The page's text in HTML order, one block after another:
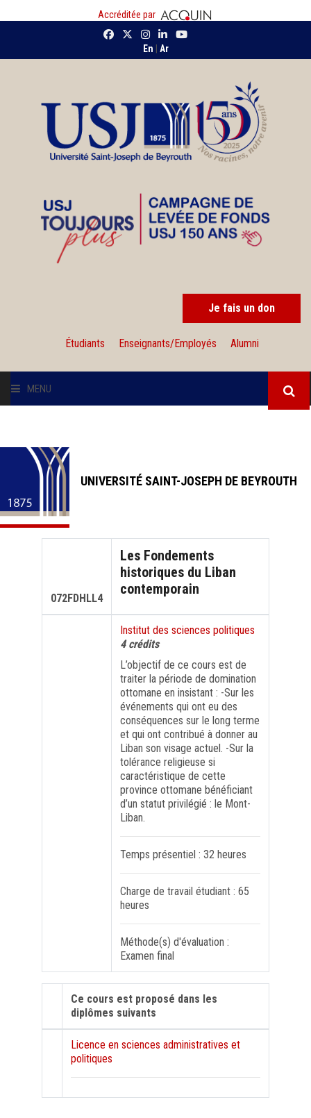
Accréditée par
En Ar
Je fais un don
Étudiants Enseignants/Employés Alumni
MENU
INSTITUTIONS
ADMISSION
RECHERCHE
SOLIDARITÉ
UNIVERSITÉ SAINT-JOSEPH DE BEYROUTH
072FDHLL4
Les Fondements
historiques du Liban
contemporain
Institut des sciences politiques
4 crédits
L’objectif de ce cours est de
traiter la période de domination
ottomane en insistant : -Sur les
événements qui ont eu des
conséquences sur le long terme
et qui ont contribué à donner au
Liban son visage actuel. -Sur la
tolérance religieuse si
caractéristique de cette
province ottomane bénéficiant
d’un statut privilégié : le Mont-
Liban.
Temps présentiel : 32 heures
Charge de travail étudiant : 65
heures
Méthode(s) d'évaluation :
Examen final
Ce cours est proposé dans les
diplômes suivants
Licence en sciences administratives et
politiques